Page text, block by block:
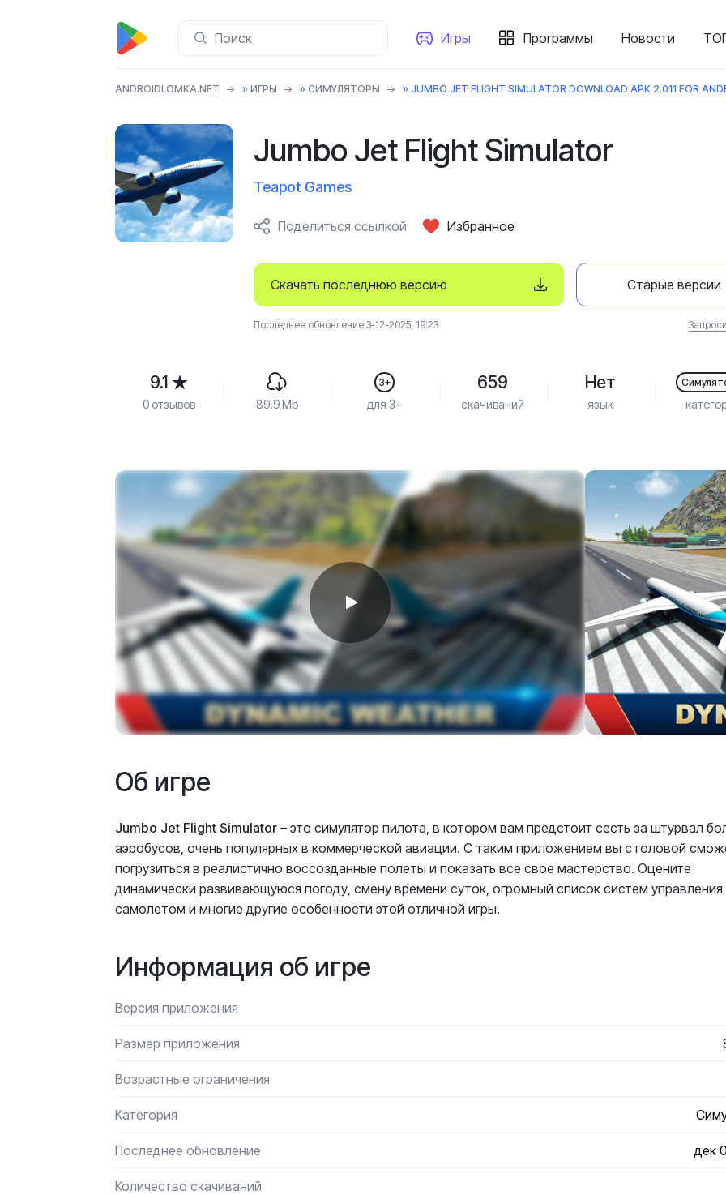
Игры Программы Новости
ANDROIDLOMKA.NET » ИГРЫ » СИМУЛЯТОРЫ » JUMBO JET FLIGHT SIMULATOR DOWNLOAD APK 2.011 FOR
Jumbo Jet Flight Simulator
Teapot Games
Поделиться ссылкой Избранное
Скачать последнюю версию Старые версии
Последнее обновление 3-12-2025, 19:23
9.1
0 отзывов 89.9 Mb
3+
для 3+
659
скачиваний
Нет
язык
Об игре
Jumbo Jet Flight Simulator – это симулятор пилота, в котором вам предстоит сесть за штурвал
аэробусов, очень популярных в коммерческой авиации. С таким приложением вы с головой
погрузиться в реалистично воссозданные полеты и показать все свое мастерство. Оцените
динамически развивающуюся погоду, смену времени суток, огромный список систем управления
самолетом и многие другие особенности этой отличной игры.
Информация об игре
Версия приложения
Размер приложения
Возрастные ограничения
Категория
Последнее обновление дек
Количество скачиваний